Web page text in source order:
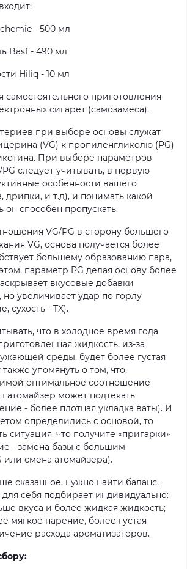
- 500 мл
Basf - 490 мл
Hiliq - 10 мл
самостоятельного приготовления
сигарет (самозамеса).
при выборе основы служат
(VG) к пропиленгликолю (PG)
При выборе параметров
следует учитывать, в первую
особенности вашего
дрипки, и т.д), и понимать какой
он способен пропускать.
VG/PG в сторону большего
VG, основа получается более
большему образованию пара,
параметр PG делая основу более
вкусовые добавки
но увеличивает удар по горлу
сухость - TX).
что в холодное время года
жидкость, из-за
среды, будет более густая
упомянуть о том, что,
оптимальное соотношение
атомайзер может подтекать
- более плотная укладка ваты). И
определились с основой, то
ситуация, что получите «пригарки»
- замена базы с большим
смена атомайзера).
сказанное, нужно найти баланс,
себя подбирает индивидуально:
вкуса и более жидкая жидкость;
мягкое парение, более густая
расхода ароматизаторов.